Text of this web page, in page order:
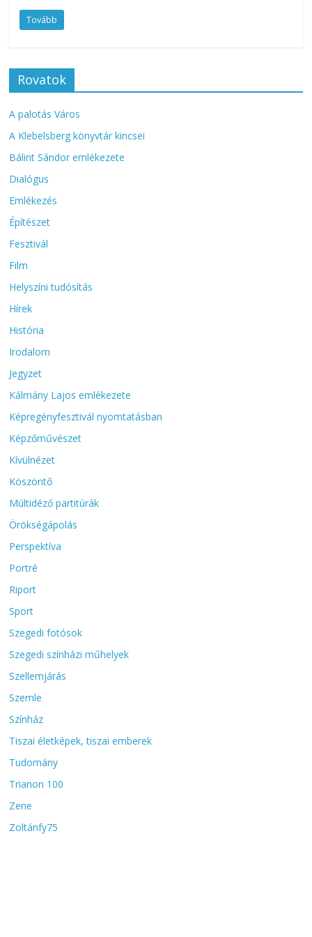
Tovább
Rovatok
A palotás Város
A Klebelsberg könyvtár kincsei
Bálint Sándor emlékezete
Dialógus
Emlékezés
Építészet
Fesztivál
Film
Helyszíni tudósítás
Hírek
História
Irodalom
Jegyzet
Kálmány Lajos emlékezete
Képregényfesztivál nyomtatásban
Képzőművészet
Kívülnézet
Köszöntő
Múltidéző partitúrák
Örökségápolás
Perspektíva
Portré
Riport
Sport
Szegedi fotósok
Szegedi színházi műhelyek
Szellemjárás
Szemle
Színház
Tiszai életképek, tiszai emberek
Tudomány
Trianon 100
Zene
Zoltánfy75